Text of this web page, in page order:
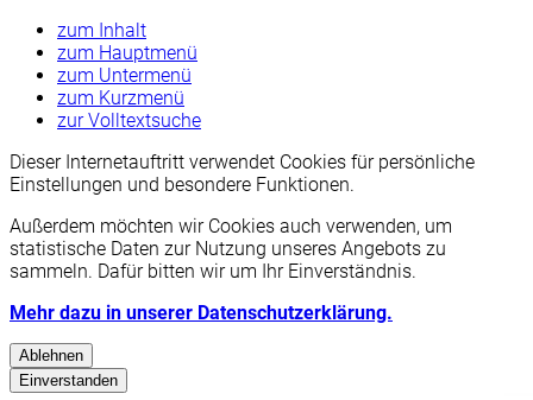
zum Inhalt
zum Hauptmenü
zum Untermenü
zum Kurzmenü
zur Volltextsuche
Dieser Internetauftritt verwendet Cookies für persönliche
Einstellungen und besondere Funktionen.
Außerdem möchten wir Cookies auch verwenden, um
statistische Daten zur Nutzung unseres Angebots zu
sammeln. Dafür bitten wir um Ihr Einverständnis.
Mehr dazu in unserer Datenschutzerklärung.
Ablehnen
Einverstanden